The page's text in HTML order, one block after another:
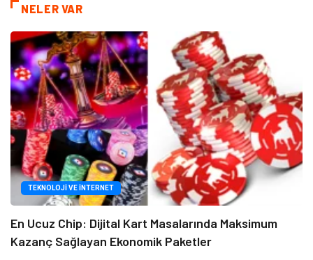
NELER VAR
TEKNOLOJI VE İNTERNET
En Ucuz Chip: Dijital Kart Masalarında Maksimum
Kazanç Sağlayan Ekonomik Paketler